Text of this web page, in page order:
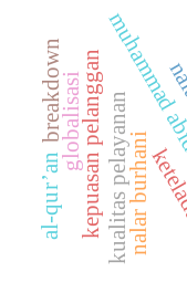
nalar burhani
kualitas pelayanan
kepuasan pelanggan
globalisasi
breakdown
al-qur’an